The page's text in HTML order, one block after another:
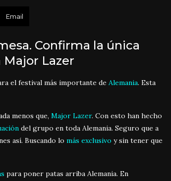
Email
Confirma la única
Lazer
el festival más importante de Alemania. Esta
menos que, Major Lazer. Con esto han hecho
del grupo en toda Alemania. Seguro que a
así. Buscando lo más exclusivo y sin tener que
para poner patas arriba Alemania. En